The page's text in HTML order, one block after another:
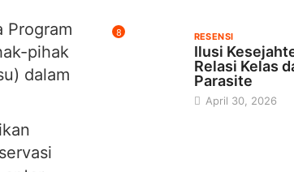
Program
pihak
dalam
8 RESENSI
Ilusi
Relasi Kelas
Parasite
April 30, 2026